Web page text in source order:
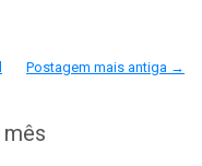
Postagem mais antiga →